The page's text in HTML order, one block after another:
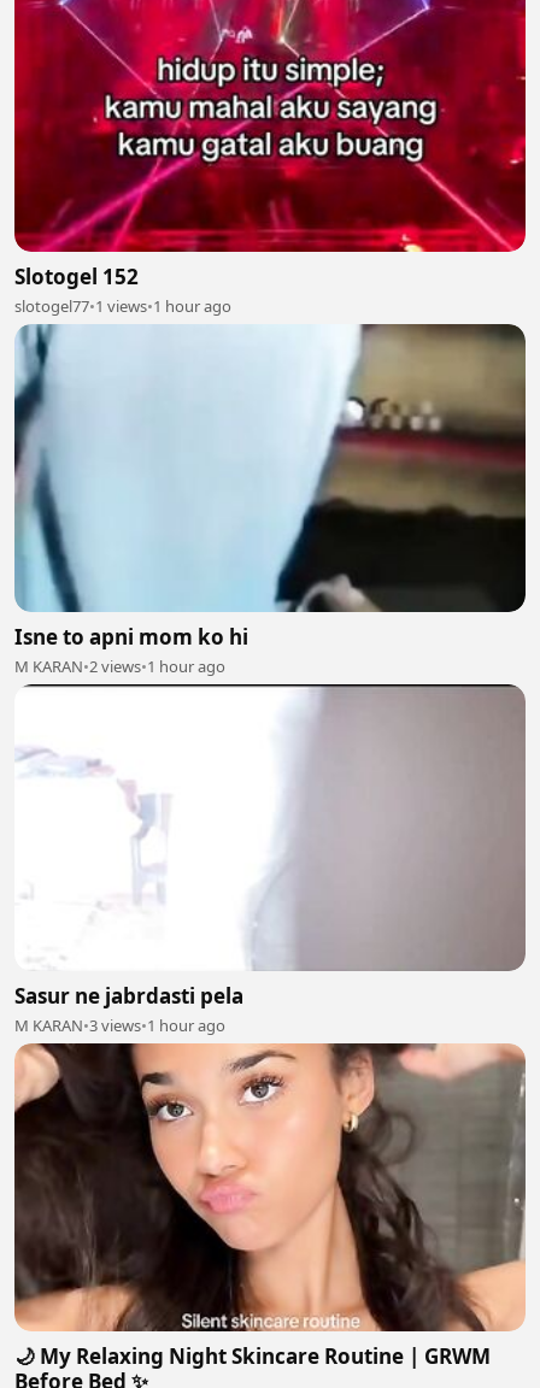
Slotogel 152
slotogel77•1 views•1 hour ago
Isne to apni mom ko hi
M KARAN•2 views•1 hour ago
Sasur ne jabrdasti pela
M KARAN•3 views•1 hour ago
🌙 My Relaxing Night Skincare Routine | GRWM
Before Bed ✨